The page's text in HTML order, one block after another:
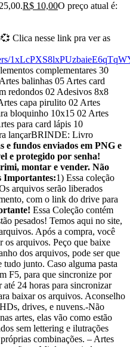
R$ 10,00O preço atual é:
💞 Clica nesse link pra ver as
complementares 30
balinhas 05 Artes card
redondos 02 Adesivos 8x8
capa pirulito 02 Artes
bloquinho 10x15 02 Artes
para card lápis 10
lançarBRINDE: Livro
e fundos enviados em PNG e
e protegido por senha!
montar e vender. Não
Importantes:1) Essa coleção
arquivos serão liberados
com o link do drive para
Essa Coleção contém
pesados! Temos aqui no site,
Após a compra, você
os arquivos. Peço que baixe
dos arquivos, pode ser que
junto. Caso alguma pasta
F5, para que sincronize por
24 horas para sincronizar
baixar os arquivos. Aconselho
drives, e nuvens.-Não
artes, elas vão como estão
sem lettering e ilutrações
combinações. – Artes